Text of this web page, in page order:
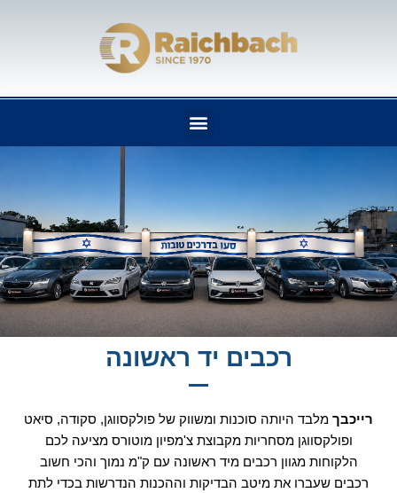
רכבים יד ראשונה
רייכבך מלבד היותה סוכנות ומשווק של פולקסווגן, סקודה, סיאט
ופולקסווגן מסחריות מקבוצת צ'מפיון מוטורס מציעה לכם
הלקוחות מגוון רכבים מיד ראשונה עם ק"מ נמוך והכי חשוב
רכבים שעברו את מיטב הבדיקות וההכנות הנדרשות בכדי לתת